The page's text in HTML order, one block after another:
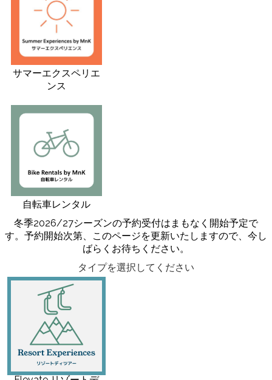
サマーエクスペリエ
ンス
自転車レンタル
冬季2026/27シーズンの予約受付はまもなく開始予定で
す。予約開始次第、このページを更新いたしますので、今し
ばらくお待ちください。
タイプを選択してください